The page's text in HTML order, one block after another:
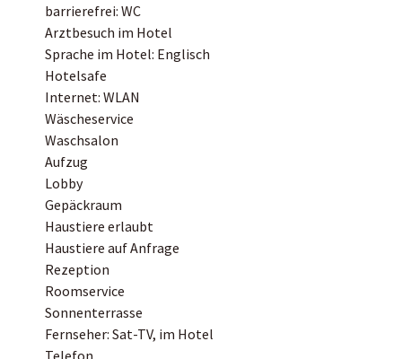
barrierefrei: WC
Arztbesuch im Hotel
Sprache im Hotel: Englisch
Hotelsafe
Internet: WLAN
Wäscheservice
Waschsalon
Aufzug
Lobby
Gepäckraum
Haustiere erlaubt
Haustiere auf Anfrage
Rezeption
Roomservice
Sonnenterrasse
Fernseher: Sat-TV, im Hotel
Telefon